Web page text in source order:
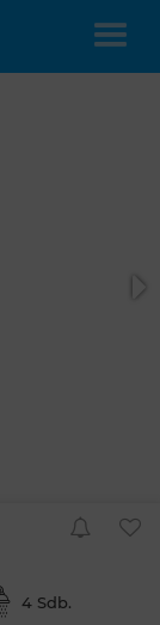
4 Sdb.